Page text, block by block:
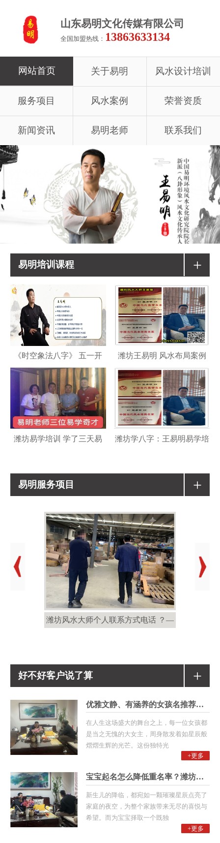
山东易明文化传媒有限公司
全国加盟热线： 13863633134
网站首页 关于易明 风水设计培训
服务项目 风水案例 荣誉资质
新闻资讯 易明老师 联系我们
易明培训课程 +
《时空象法八字》 五一开 潍坊王易明 风水布局案例
潍坊易学培训 学了三天易 潍坊学八字：王易明易学培
易明服务项目 +
潍坊风水大师个人联系方式电话 ？—
好不好客户说了算 +
优雅文静、有涵养的女孩名推荐！潍
在人生这场盛大的舞台之上，每一位女孩都
是当之无愧的大女主，周身散发着如星辰般
熠熠生辉的光芒。这份独特光
+更多
宝宝起名怎么降低重名率？潍坊起名
新生儿的降临，都宛如一颗璀璨星辰点亮了
家庭的夜空，为整个家族带来无尽的喜悦与
希望。而为宝宝择取一个既独
+更多